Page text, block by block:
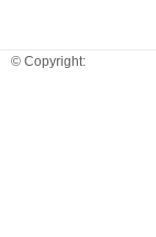
© Copyright: